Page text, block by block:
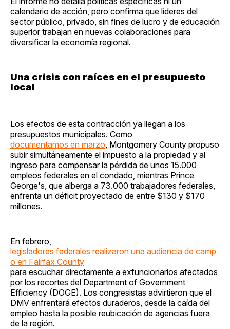
calendario de acción, pero confirma que líderes del
sector público, privado, sin fines de lucro y de educación
superior trabajan en nuevas colaboraciones para
diversificar la economía regional.
Una crisis con raíces en el presupuesto
local
Los efectos de esta contracción ya llegan a los
presupuestos municipales. Como
documentamos en marzo , Montgomery County propuso
subir simultáneamente el impuesto a la propiedad y al
ingreso para compensar la pérdida de unos 15.000
empleos federales en el condado, mientras Prince
George's, que alberga a 73.000 trabajadores federales,
enfrenta un déficit proyectado de entre $130 y $170
millones.
En febrero,
legisladores federales realizaron una audiencia de camp
o en Fairfax County
para escuchar directamente a exfuncionarios afectados
por los recortes del Department of Government
Efficiency (DOGE). Los congresistas advirtieron que el
DMV enfrentará efectos duraderos, desde la caída del
empleo hasta la posible reubicación de agencias fuera
de la región.